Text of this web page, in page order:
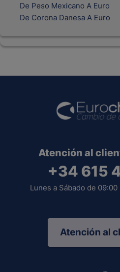
De Peso Mexicano A Euro
De Corona Danesa A Euro
Atención al
+34 615
Lunes a Sábado de
Atención al